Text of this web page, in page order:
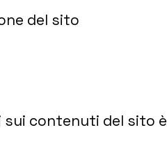
del sito
sui contenuti del sito è